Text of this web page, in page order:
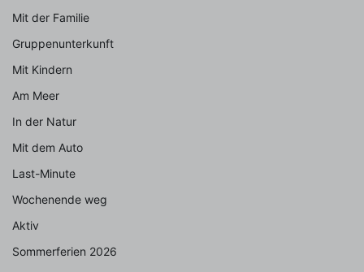
Mit der Familie
Gruppenunterkunft
Mit Kindern
Am Meer
In der Natur
Mit dem Auto
Last-Minute
Wochenende weg
Aktiv
Sommerferien 2026